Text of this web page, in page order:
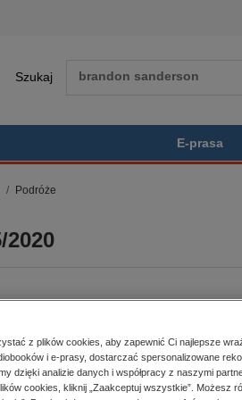
Szukaj
E-prasa
psychologiczne
historia
religie
Podróże
2020
dostępności: 17.04.2020
PDF
z plików cookies, aby zapewnić Ci najlepsze
i e-prasy, dostarczać spersonalizowane
dzięki analizie danych i współpracy z naszymi
cookies, kliknij „Zaakceptuj wszystkie”. Możesz